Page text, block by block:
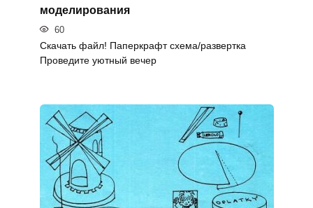
моделирования
60
Скачать файл! Паперкрафт схема/развертка
Проведите уютный вечер